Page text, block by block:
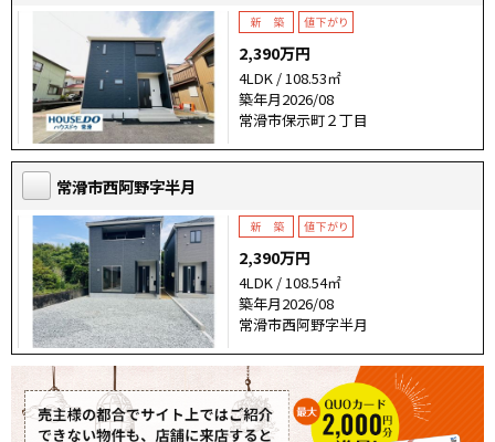
2,390万円
4LDK / 108.53㎡
築年月2026/08
常滑市保示町２丁目
常滑市西阿野字半月
2,390万円
4LDK / 108.54㎡
築年月2026/08
常滑市西阿野字半月